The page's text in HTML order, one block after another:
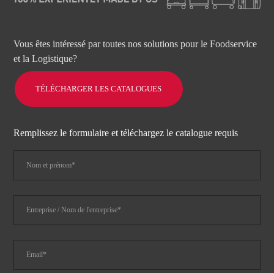
Vous êtes intéressé par toutes nos solutions pour le Foodservice
et la Logistique?
TÉLÉCHARGER LES CATALOGUES
Remplissez le formulaire et téléchargez le catalogue requis